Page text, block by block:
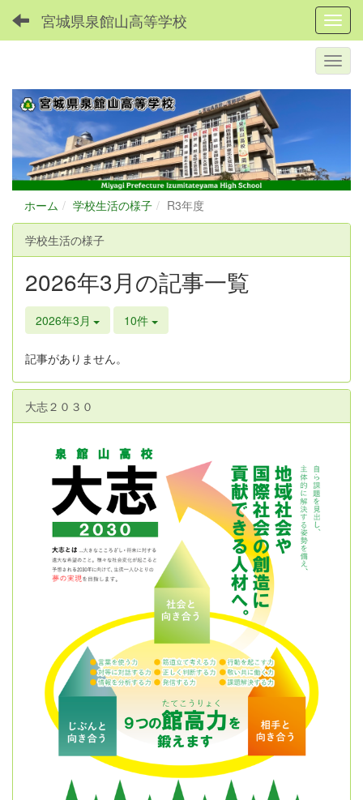
宮城県泉館山高等学校
ホーム 学校生活の様子 R3年度
学校生活の様子
2026年3月の記事一覧
2026年3月 10件
記事がありません。
大志２０３０